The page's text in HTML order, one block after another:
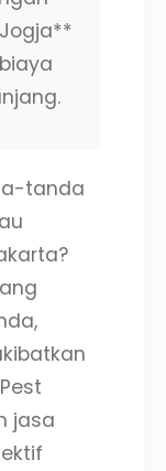
tanda
jasa